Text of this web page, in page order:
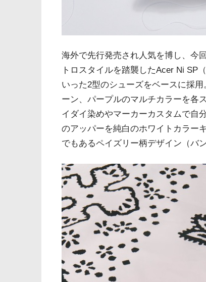
海外で先行発売され人気を博し、今
トロスタイルを踏襲したAcer Ni SP
いった2型のシューズをベースに採
ーン、パープルのマルチカラーを各
イダイ染めやマーカーカスタムで自
のアッパーを純白のホワイトカラー
でもあるペイズリー柄デザイン（バ